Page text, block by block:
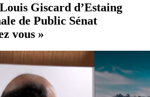
Giscard d’Estaing
de Public Sénat
vous »